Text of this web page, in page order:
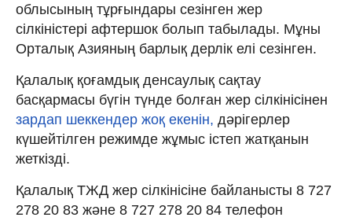
облысының тұрғындары сезінген жер
сілкіністері афтершок болып табылады. Мұны
Орталық Азияның барлық дерлік елі сезінген.
Қалалық қоғамдық денсаулық сақтау
басқармасы бүгін түнде болған жер сілкінісінен
зардап шеккендер жоқ екенін, дәрігерлер
күшейтілген режимде жұмыс істеп жатқанын
жеткізді.
Қалалық ТЖД жер сілкінісіне байланысты 8 727
278 20 83 және 8 727 278 20 84 телефон